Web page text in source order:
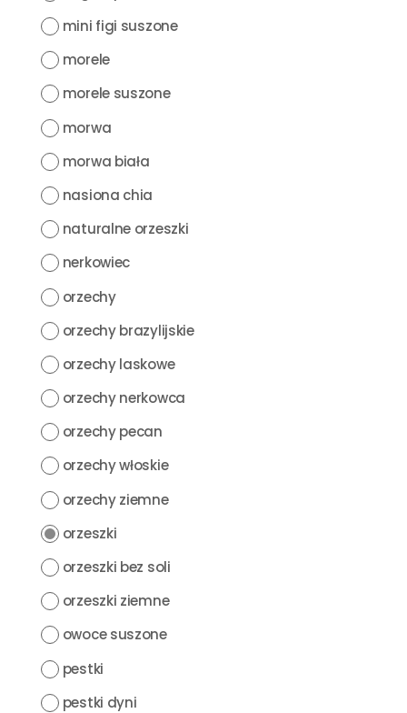
mini figi suszone
morele
morele suszone
morwa
morwa biała
nasiona chia
naturalne orzeszki
nerkowiec
orzechy
orzechy brazylijskie
orzechy laskowe
orzechy nerkowca
orzechy pecan
orzechy włoskie
orzechy ziemne
orzeszki
orzeszki bez soli
orzeszki ziemne
owoce suszone
pestki
pestki dyni